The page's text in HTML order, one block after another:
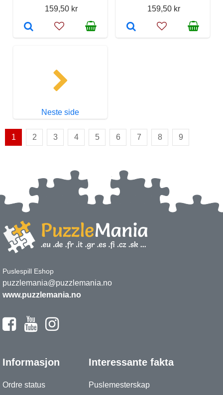
159,50 kr
159,50 kr
Neste side
1 2 3 4 5 6 7 8 9
Puslespill Eshop
puzzlemania@puzzlemania.no
www.puzzlemania.no
Informasjon
Ordre status
Interessante fakta
Puslemesterskap